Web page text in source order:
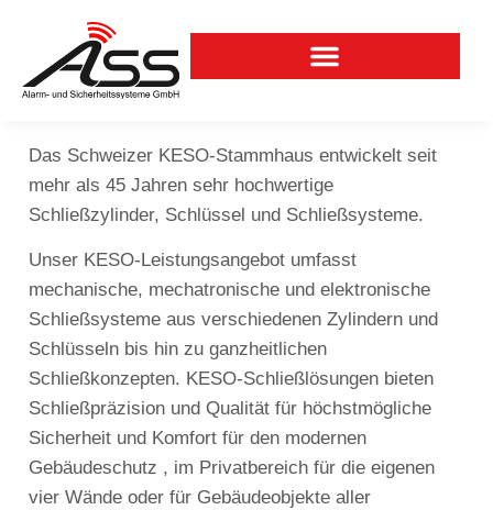
Das Schweizer KESO-Stammhaus entwickelt seit
mehr als 45 Jahren sehr hochwertige
Schließzylinder, Schlüssel und Schließsysteme.
Unser KESO-Leistungsangebot umfasst
mechanische, mechatronische und elektronische
Schließsysteme aus verschiedenen Zylindern und
Schlüsseln bis hin zu ganzheitlichen
Schließkonzepten. KESO-Schließlösungen bieten
Schließpräzision und Qualität für höchstmögliche
Sicherheit und Komfort für den modernen
Gebäudeschutz , im Privatbereich für die eigenen
vier Wände oder für Gebäudeobjekte aller